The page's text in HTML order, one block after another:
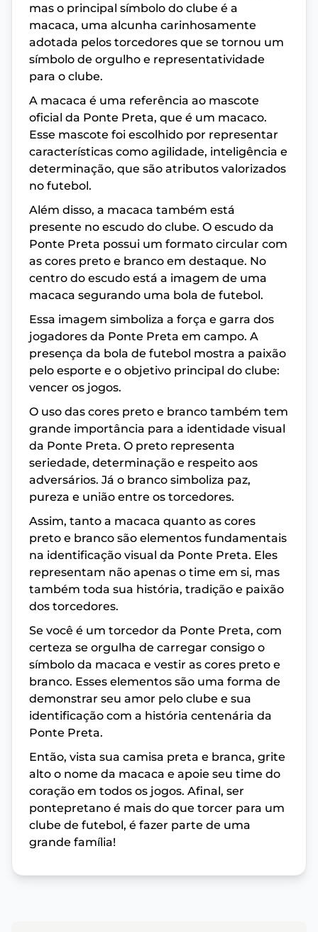
mas o principal símbolo do clube é a
macaca, uma alcunha carinhosamente
adotada pelos torcedores que se tornou um
símbolo de orgulho e representatividade
para o clube.
A macaca é uma referência ao mascote
oficial da Ponte Preta, que é um macaco.
Esse mascote foi escolhido por representar
características como agilidade, inteligência e
determinação, que são atributos valorizados
no futebol.
Além disso, a macaca também está
presente no escudo do clube. O escudo da
Ponte Preta possui um formato circular com
as cores preto e branco em destaque. No
centro do escudo está a imagem de uma
macaca segurando uma bola de futebol.
Essa imagem simboliza a força e garra dos
jogadores da Ponte Preta em campo. A
presença da bola de futebol mostra a paixão
pelo esporte e o objetivo principal do clube:
vencer os jogos.
O uso das cores preto e branco também tem
grande importância para a identidade visual
da Ponte Preta. O preto representa
seriedade, determinação e respeito aos
adversários. Já o branco simboliza paz,
pureza e união entre os torcedores.
Assim, tanto a macaca quanto as cores
preto e branco são elementos fundamentais
na identificação visual da Ponte Preta. Eles
representam não apenas o time em si, mas
também toda sua história, tradição e paixão
dos torcedores.
Se você é um torcedor da Ponte Preta, com
certeza se orgulha de carregar consigo o
símbolo da macaca e vestir as cores preto e
branco. Esses elementos são uma forma de
demonstrar seu amor pelo clube e sua
identificação com a história centenária da
Ponte Preta.
Então, vista sua camisa preta e branca, grite
alto o nome da macaca e apoie seu time do
coração em todos os jogos. Afinal, ser
pontepretano é mais do que torcer para um
clube de futebol, é fazer parte de uma
grande família!